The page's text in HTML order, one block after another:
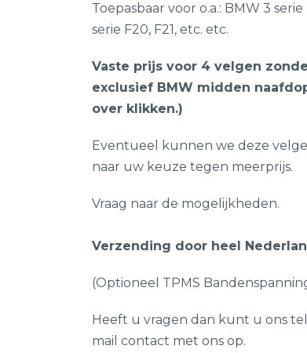
Toepasbaar voor o.a.: BMW 3 serie
serie F20, F21, etc. etc.
Vaste prijs voor 4 velgen
exclusief BMW midden
over klikken.)
Eventueel kunnen we deze
naar uw keuze tegen meerprijs.
Vraag naar de mogelijkheden.
Verzending door heel
(Optioneel TPMS
Heeft u vragen dan kunt u ons
mail contact met ons op.